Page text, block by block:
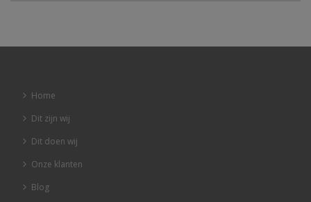
Home
Dit zijn wij
Dit doen wij
Onze klanten
Blog